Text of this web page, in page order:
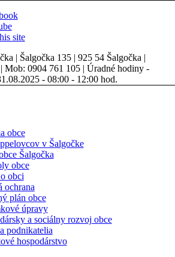
site
| Šalgočka 135 | 925 54 Šalgočka |
Mob: 0904 761 105 | Úradné hodiny -
- 08:00 - 12:00 hod.
obce
v Šalgočke
Šalgočka
obce
obci
ochrana
plán obce
úpravy
a sociálny rozvoj obce
podnikatelia
hospodárstvo